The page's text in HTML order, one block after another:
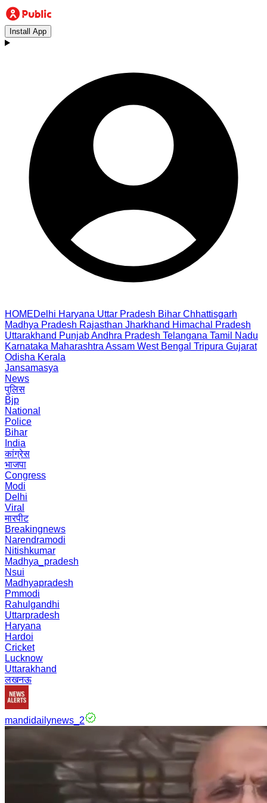
Install App
HOMEDelhi Haryana Uttar Pradesh Bihar Chhattisgarh
Madhya Pradesh Rajasthan Jharkhand Himachal Pradesh
Uttarakhand PunjabAndhra Pradesh Telangana Tamil Nadu
Karnataka Maharashtra Assam West Bengal Tripura Gujarat
Odisha Kerala
Jansamasya
News
पुलिस
Bjp
National
Police
Bihar
India
कांग्रेस
भाजपा
Congress
Modi
Delhi
Viral
मारपीट
Breakingnews
Narendramodi
Nitishkumar
Madhya_pradesh
Nsui
Madhyapradesh
Pmmodi
Rahulgandhi
Uttarpradesh
Haryana
Hardoi
Cricket
Lucknow
Uttarakhand
लखनऊ
mandidailynews_2